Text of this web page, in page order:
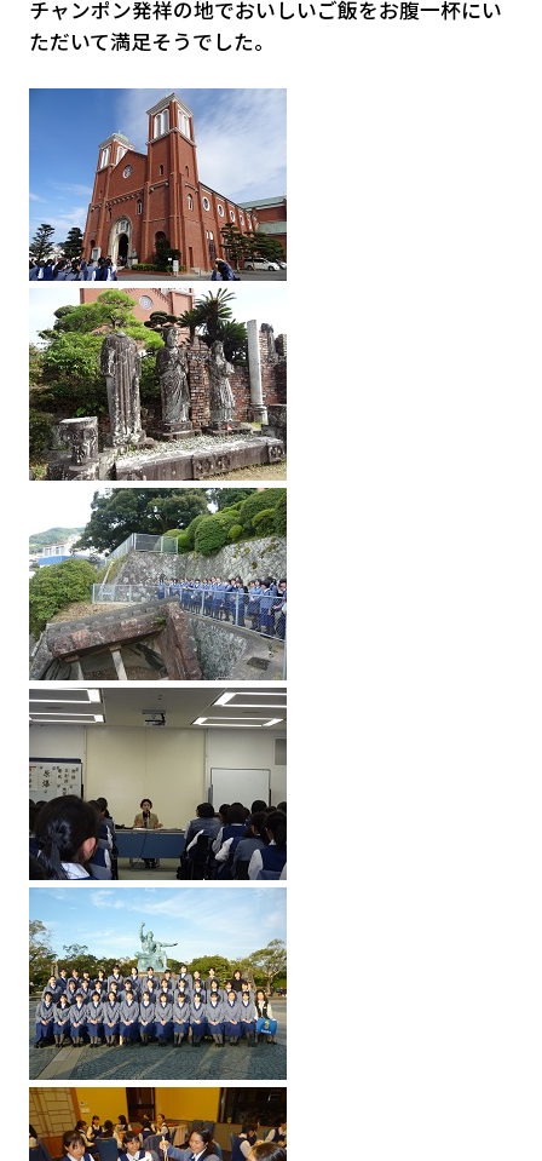
チャンポン発祥の地でおいしいご飯をお腹一杯にい
ただいて満足そうでした。